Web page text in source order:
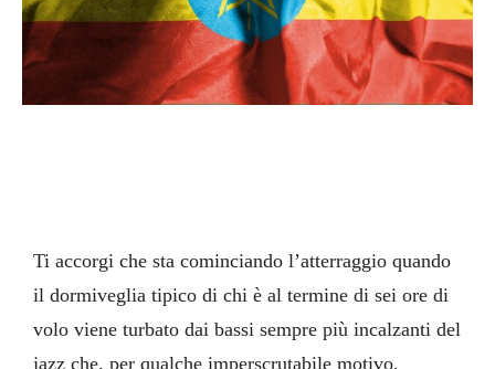
Ti accorgi che sta cominciando l’atterraggio quando
il dormiveglia tipico di chi è al termine di sei ore di
volo viene turbato dai bassi sempre più incalzanti del
jazz che, per qualche imperscrutabile motivo,